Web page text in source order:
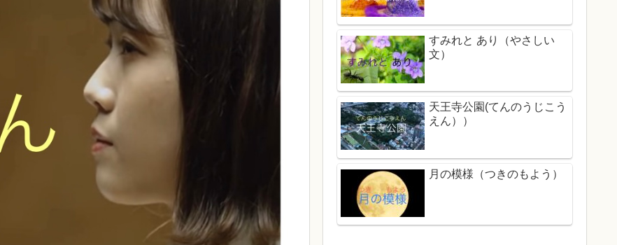
すみれと あり（やさしい
文）
天王寺公園(てんのうじこう
えん））
月の模様（つきのもよう）